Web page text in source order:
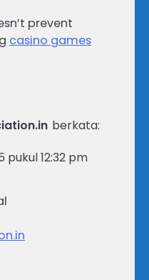
prevent
casino games
berkata:
pukul 12:32 pm